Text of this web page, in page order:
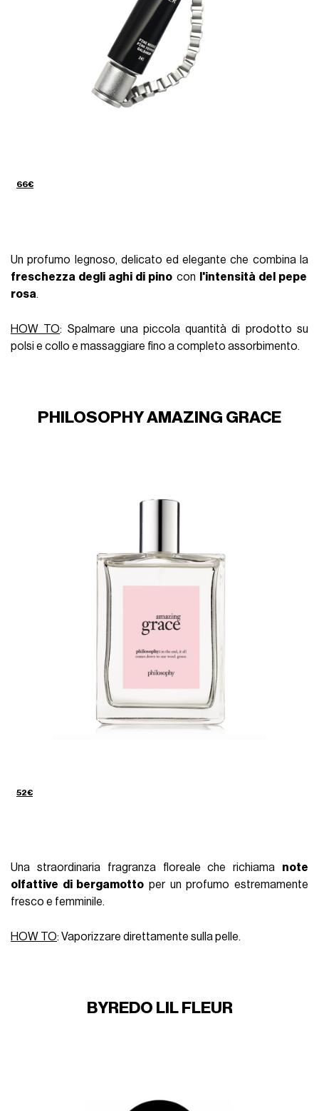
66€
Un profumo legnoso, delicato ed elegante che combina la
freschezza degli aghi di pino con
l'intensità del pepe
rosa.
HOW TO: Spalmare una piccola quantità di prodotto su
polsi e collo e massaggiare fino a completo assorbimento.
PHILOSOPHY AMAZING GRACE
52€
Una straordinaria fragranza floreale che richiama note
olfattive di bergamotto per un profumo estremamente
fresco e femminile.
HOW TO: Vaporizzare direttamente sulla pelle.
BYREDO LIL FLEUR